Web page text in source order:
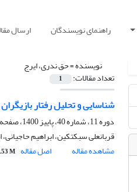
راهنمای نویسندگان ارسال
نویسنده =حق ندری، ایرج
تعداد مقالات: 1
شناسایی و تحلیل رفتار
دوره 11، شماره 40، پاییز 1400، صفحه
قربانعلی سبکتکین، ابراهیم
مشاهده مقاله
اصل مقاله M